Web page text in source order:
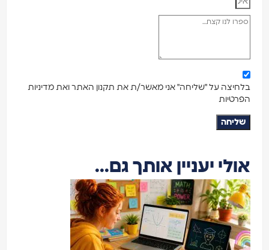
בלחיצה על "שליחה" אני מאשר/ת את תקנון האתר ואת מדיניות
הפרטיות
שליחה
אולי יעניין אותך גם...